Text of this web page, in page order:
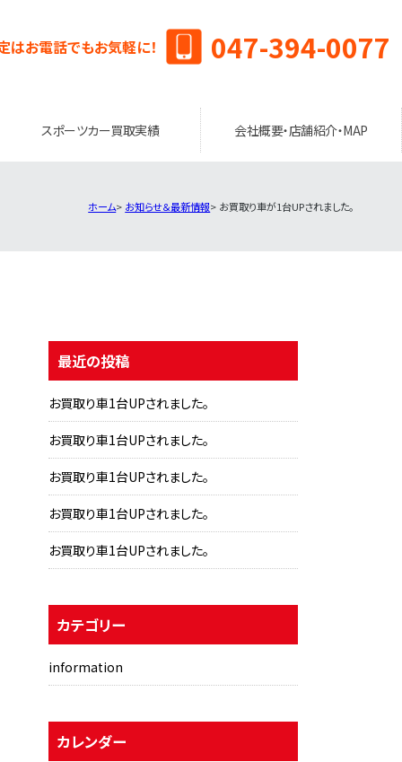
はお電話でもお気軽に！ 047-394-0077
スポーツカー買取実績 会社概要・店舗紹介・MAP
ホーム お知らせ＆最新情報 お買取り車が1台UPされました。
最近の投稿
お買取り車1台UPされました。
お買取り車1台UPされました。
お買取り車1台UPされました。
お買取り車1台UPされました。
お買取り車1台UPされました。
カテゴリー
information
カレンダー